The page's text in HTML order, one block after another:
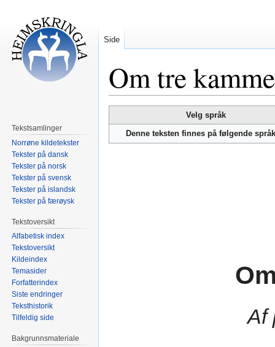
Om tre
til
navigering
til
Velg språk
Denne teksten finnes på følgende
Af
Side
Tekstsamlinger
Norrøne kildetekster
Tekster på dansk
Tekster på norsk
Tekster på svensk
Tekster på islandsk
Tekster på færøysk
Tekstoversikt
Alfabetisk index
Tekstoversikt
Kildeindex
Temasider
Forfatterindex
Siste endringer
Teksthistorik
Tilfeldig side
Bakgrunnsmateriale